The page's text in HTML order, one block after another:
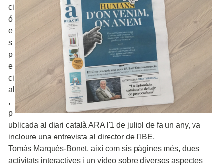
ci
ó
e
s
p
e
ci
al
,
p
ublicada al diari català ARA l'1 de juliol de fa un any, va
incloure una entrevista al director de l'IBE,
Tomàs Marquès-Bonet, així com sis pàgines més, dues
activitats interactives i un vídeo sobre diversos aspectes